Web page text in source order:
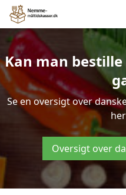
Kan man
Se en oversigt over
Oversigt over